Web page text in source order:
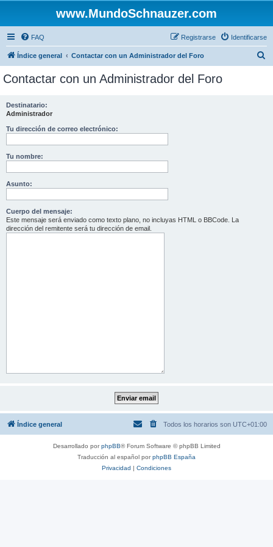
www.MundoSchnauzer.com
FAQ Identificarse
Registrarse
Índice general Contactar con un Administrador del Foro
Contactar con un Administrador del Foro
Destinatario:
Administrador
Tu dirección de correo electrónico:
Tu nombre:
Asunto:
Cuerpo del mensaje:
Este mensaje será enviado como texto plano, no incluyas HTML o BBCode. La
dirección del remitente será tu dirección de email.
Índice general Todos los horarios son UTC+01:00
Desarrollado porphpBB® Forum Software © phpBB Limited
Traducción al español porphpBB España
Privacidad | Condiciones